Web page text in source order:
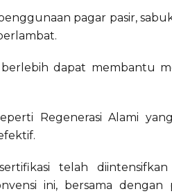
pagar pasir,
dapat membantu
Regenerasi Alami
telah
ini, bersama